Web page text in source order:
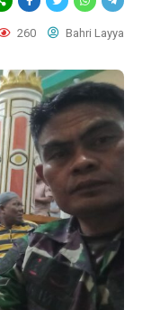
260 Bahri Layya